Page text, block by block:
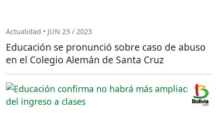
Actualidad • JUN 23 / 2023
Educación se pronunció sobre caso de abuso
en el Colegio Alemán de Santa Cruz